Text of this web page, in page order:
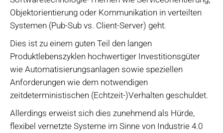
Objektorientierung oder Kommunikation in verteilten
Systemen (Pub-Sub vs. Client-Server) geht.
Dies ist zu einem guten Teil den langen
Produktlebenszyklen hochwertiger Investitionsgüter
wie Automatisierungsanlagen sowie speziellen
Anforderungen wie dem notwendigen
zeitdeterministischen (Echtzeit-)Verhalten geschuldet.
Allerdings erweist sich dies zunehmend als Hürde,
flexibel vernetzte Systeme im Sinne von Industrie 4.0